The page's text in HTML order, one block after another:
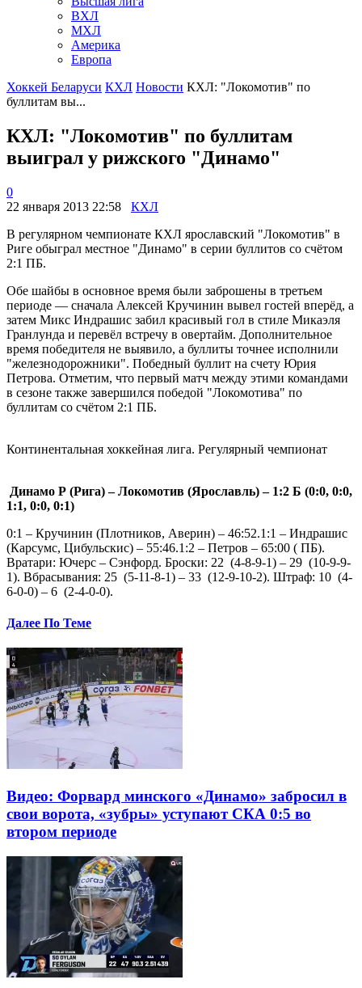
ВХЛ
МХЛ
Америка
Европа
Хоккей Беларуси КХЛ Новости КХЛ: "Локомотив" по
буллитам вы...
КХЛ: "Локомотив" по буллитам
выиграл у рижского "Динамо"
0
22 января 2013 22:58
КХЛ
В регулярном чемпионате КХЛ ярославский "Локомотив" в
Риге обыграл местное "Динамо" в серии буллитов со счётом
2:1 ПБ.
Обе шайбы в основное время были заброшены в третьем
периоде — сначала Алексей Кручинин вывел гостей вперёд, а
затем Микс Индрашис забил красивый гол в стиле Микаэля
Гранлунда и перевёл встречу в овертайм. Дополнительное
время победителя не выявило, а буллиты точнее исполнили
"железнодорожники". Победный буллит на счету Юрия
Петрова. Отметим, что первый матч между этими командами
в сезоне также завершился победой "Локомотива" по
буллитам со счётом 2:1 ПБ.
Континентальная хоккейная лига. Регулярный чемпионат
Динамо Р (Рига) – Локомотив (Ярославль) – 1:2 Б (0:0, 0:0,
1:1, 0:0, 0:1)
0:1 – Кручинин (Плотников, Аверин) – 46:52.1:1 – Индрашис
(Карсумс, Цибульскис) – 55:46.1:2 – Петров – 65:00 ( ПБ).
Вратари: Ючерс – Сэнфорд. Броски: 22 (4-8-9-1) – 29 (10-9-9-
1). Вбрасывания: 25 (5-11-8-1) – 33 (12-9-10-2). Штраф: 10 (4-
6-0-0) – 6 (2-4-0-0).
Далее По Теме
Видео: Форвард минского «Динамо» забросил в
свои ворота, «зубры» уступают СКА 0:5 во
втором периоде